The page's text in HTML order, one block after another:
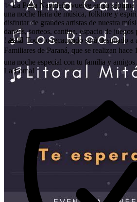
✨ La Peña Navideña vuelve en su
una noche llena de música, folklore y
disfrutar de grandes artistas de nuestra
danzas, sorteos, cantina, espacio de
! 🙏🏼 Todo lo recaudado será destinado a
Familiares de Paraná, que se realizan
una noche especial con tu familia y
La Loma!